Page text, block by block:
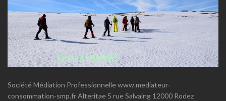
Société Médiation Professionnelle www.mediateur-
consommation-smp.fr Alteritae 5 rue Salvaing 12000 Rodez